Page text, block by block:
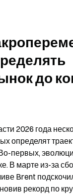
до
2026 года
определят
первых,
В марте из-за
Brent
рекорд по